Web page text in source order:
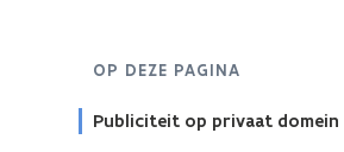
OP DEZE PAGINA
Publiciteit op privaat domein